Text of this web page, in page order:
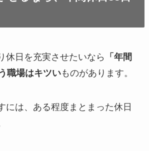
休日を充実させたいなら
「年間
職場はキツいものがあります。
には、ある程度まとまった休日